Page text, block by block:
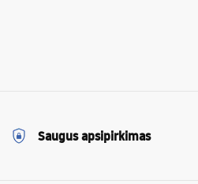
Saugus apsipirkimas